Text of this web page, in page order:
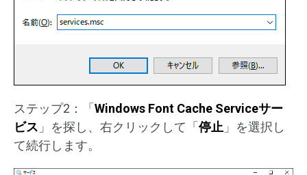
ステップ2：「 Windows Font Cache Serviceサー
ビス 」を探し、右クリックして「 停止 」を選択し
て続行します。